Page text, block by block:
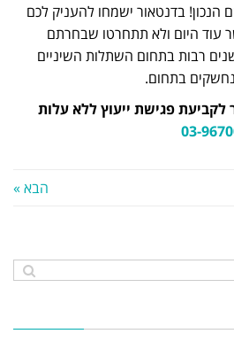
הנכון! בדנטאור ישמחו להעניק לכם
עוד היום ולא תתחרטו שבחרתם
רבות בתחום השתלות השיניים
בתחום.
לקביעת פגישת ייעוץ ללא עלות
03-
הבא »